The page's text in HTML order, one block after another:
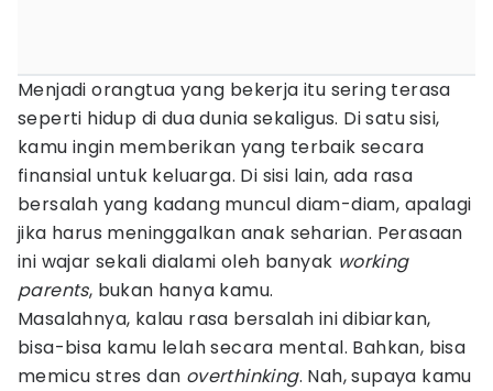
Menjadi orangtua yang bekerja itu sering terasa
seperti hidup di dua dunia sekaligus. Di satu sisi,
kamu ingin memberikan yang terbaik secara
finansial untuk keluarga. Di sisi lain, ada rasa
bersalah yang kadang muncul diam-diam, apalagi
jika harus meninggalkan anak seharian. Perasaan
ini wajar sekali dialami oleh banyak working
parents, bukan hanya kamu.
Masalahnya, kalau rasa bersalah ini dibiarkan,
bisa-bisa kamu lelah secara mental. Bahkan, bisa
memicu stres dan overthinking. Nah, supaya kamu